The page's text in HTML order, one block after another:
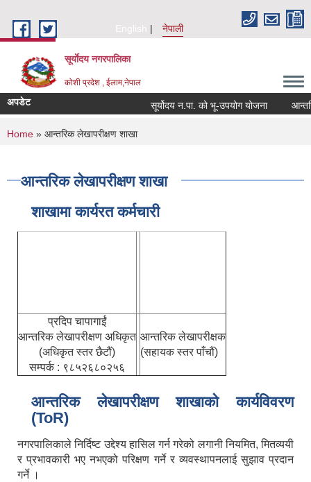
English
नेपाली
सूर्याेदय नगरपालिका
कोशी प्रदेश , ईलाम,नेपाल
अपडेट सूर्योदय न.पा. को भू-उपयोग योजना आन्तरिक आय
You are here
Home » आन्तरिक लेखापरीक्षण शाखा
आन्तरिक लेखापरीक्षण शाखा
शाखामा कार्यरत कर्मचारी
प्रदिप चापागाईं
आन्तरिक लेखापरीक्षण अधिकृत
(अधिकृत स्तर छैटौं)
सम्पर्क : ९८५२६८०२५६
आन्तरिक लेखापरीक्षक
(सहायक स्तर पाँचौं)
आन्तरिक लेखापरीक्षण शाखाको कार्यविवरण
(ToR)
नगरपालिकाले निर्दिष्ट उद्देश्य हासिल गर्न गरेको लगानी नियमित, मितव्ययी
र प्रभावकारी भए नभएको परिक्षण गर्ने र व्यवस्थापनलाई सुझाव प्रदान
गर्ने ।